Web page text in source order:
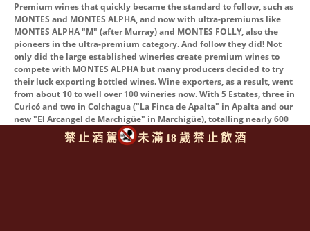
Premium wines that quickly became the standard to follow, such as
MONTES and MONTES ALPHA, and now with ultra-premiums like
MONTES ALPHA "M" (after Murray) and MONTES FOLLY, also the
pioneers in the ultra-premium category. And follow they did! Not
only did the large established wineries create premium wines to
compete with MONTES ALPHA but many producers decided to try
their luck exporting bottled wines. Wine exporters, as a result, went
from about 10 to well over 100 wineries now. With 5 Estates, three in
Curicó and two in Colchagua ("La Finca de Apalta" in Apalta and our
new "El Arcangel de Marchigüe" in Marchigüe), totalling nearly 600
Hectares of vineyards with varietals such as Cabernet Sauvignon,
Merlot, Cabernet Franc, Carmenère, Petit Verdot, Chardonnay and
禁 止 酒 駕 未 滿 18 歲 禁 止 飲 酒